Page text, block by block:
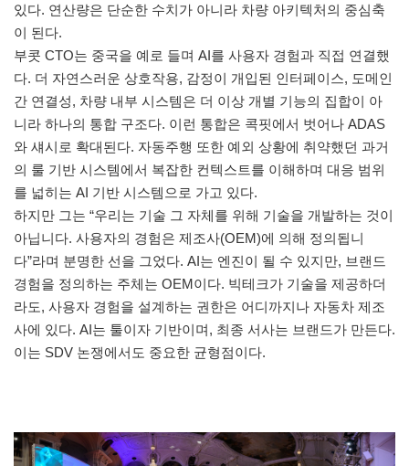
있다. 연산량은 단순한 수치가 아니라 차량 아키텍처의 중심축
이 된다.
부콧 CTO는 중국을 예로 들며 AI를 사용자 경험과 직접 연결했
다. 더 자연스러운 상호작용, 감정이 개입된 인터페이스, 도메인
간 연결성, 차량 내부 시스템은 더 이상 개별 기능의 집합이 아
니라 하나의 통합 구조다. 이런 통합은 콕핏에서 벗어나 ADAS
와 섀시로 확대된다. 자동주행 또한 예외 상황에 취약했던 과거
의 룰 기반 시스템에서 복잡한 컨텍스트를 이해하며 대응 범위
를 넓히는 AI 기반 시스템으로 가고 있다.
하지만 그는 “우리는 기술 그 자체를 위해 기술을 개발하는 것이
아닙니다. 사용자의 경험은 제조사(OEM)에 의해 정의됩니
다”라며 분명한 선을 그었다. AI는 엔진이 될 수 있지만, 브랜드
경험을 정의하는 주체는 OEM이다. 빅테크가 기술을 제공하더
라도, 사용자 경험을 설계하는 권한은 어디까지나 자동차 제조
사에 있다. AI는 툴이자 기반이며, 최종 서사는 브랜드가 만든다.
이는 SDV 논쟁에서도 중요한 균형점이다.